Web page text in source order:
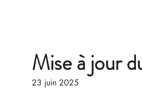
Mise à jour
23 juin 2025